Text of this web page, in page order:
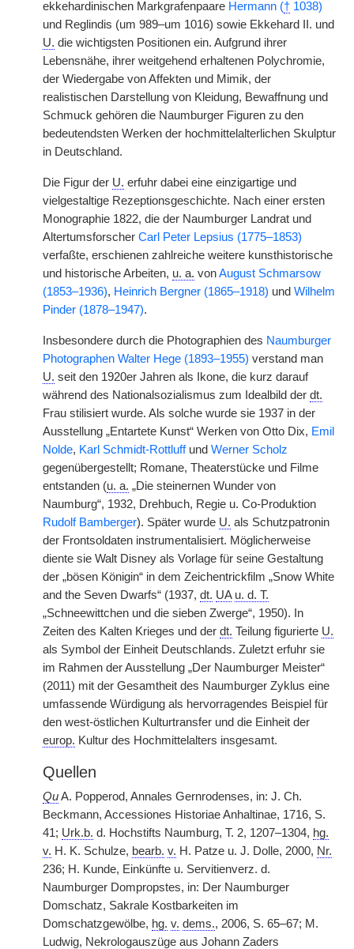
ekkehardinischen Markgrafenpaare Hermann († 1038)
und Reglindis (um 989–um 1016) sowie Ekkehard II. und
U. die wichtigsten Positionen ein. Aufgrund ihrer
Lebensnähe, ihrer weitgehend erhaltenen Polychromie,
der Wiedergabe von Affekten und Mimik, der
realistischen Darstellung von Kleidung, Bewaffnung und
Schmuck gehören die Naumburger Figuren zu den
bedeutendsten Werken der hochmittelalterlichen Skulptur
in Deutschland.
Die Figur der U. erfuhr dabei eine einzigartige und
vielgestaltige Rezeptionsgeschichte. Nach einer ersten
Monographie 1822, die der Naumburger Landrat und
Altertumsforscher Carl Peter Lepsius (1775–1853)
verfaßte, erschienen zahlreiche weitere kunsthistorische
und historische Arbeiten, u. a. vonAugust Schmarsow
(1853–1936), Heinrich Bergner (1865–1918) und Wilhelm
Pinder (1878–1947).
Insbesondere durch die Photographien des Naumburger
Photographen Walter Hege (1893–1955) verstand man
U. seit den 1920er Jahren als Ikone, die kurz darauf
während des Nationalsozialismus zum Idealbild der dt.
Frau stilisiert wurde. Als solche wurde sie 1937 in der
Ausstellung „Entartete Kunst“ Werken von Otto Dix, Emil
Nolde, Karl Schmidt-Rottluffund Werner Scholz
gegenübergestellt; Romane, Theaterstücke und Filme
entstanden (u. a. „Die steinernen Wunder von
Naumburg“, 1932, Drehbuch, Regie u. Co-Produktion
Rudolf Bamberger). Später wurde U. als Schutzpatronin
der Frontsoldaten instrumentalisiert. Möglicherweise
diente sie Walt Disney als Vorlage für seine Gestaltung
der „bösen Königin“ in dem Zeichentrickfilm „Snow White
and the Seven Dwarfs“ (1937, dt. UA u. d. T.
„Schneewittchen und die sieben Zwerge“, 1950). In
Zeiten des Kalten Krieges und der dt. Teilung figurierte U.
als Symbol der Einheit Deutschlands. Zuletzt erfuhr sie
im Rahmen der Ausstellung „Der Naumburger Meister“
(2011) mit der Gesamtheit des Naumburger Zyklus eine
umfassende Würdigung als hervorragendes Beispiel für
den west-östlichen Kulturtransfer und die Einheit der
europ. Kultur des Hochmittelalters insgesamt.
Quellen
QuA. Popperod, Annales Gernrodenses, in: J. Ch.
Beckmann, Accessiones Historiae Anhaltinae, 1716, S.
41; Urk.b. d. Hochstifts Naumburg, T. 2, 1207–1304, hg.
v. H. K. Schulze, bearb. v. H. Patze u. J. Dolle, 2000, Nr.
236; H. Kunde, Einkünfte u. Servitienverz. d.
Naumburger Dompropstes, in: Der Naumburger
Domschatz, Sakrale Kostbarkeiten im
Domschatzgewölbe, hg. v. dems., 2006, S. 65–67; M.
Ludwig, Nekrologauszüge aus Johann Zaders